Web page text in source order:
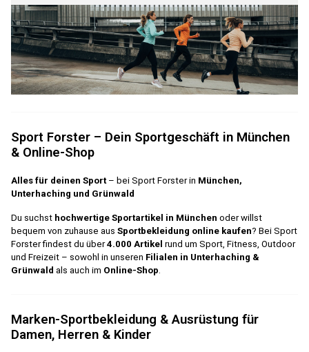
Sport Forster – Dein Sportgeschäft in München
& Online-Shop
Alles für deinen Sport – bei Sport Forster in München,
Unterhaching und Grünwald
Du suchst hochwertige Sportartikel in München oder willst
bequem von zuhause aus Sportbekleidung online kaufen? Bei Sport
Forster findest du über4.000 Artikel rund um Sport, Fitness, Outdoor
und Freizeit – sowohl in unseren Filialen in Unterhaching &
Grünwald als auch im Online-Shop
Marken-Sportbekleidung & Ausrüstung für
Damen, Herren & Kinder